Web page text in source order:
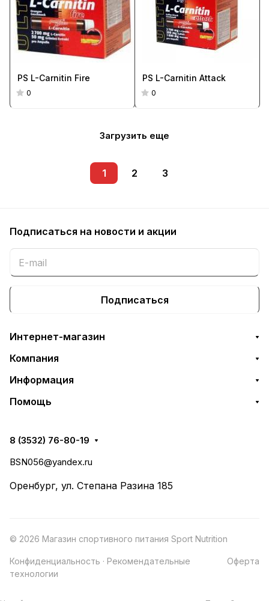
PS L-Carnitin Fire
0
PS L-Carnitin Attack
0
Загрузить еще
1 2 3
Подписаться на новости и акции
Подписаться
Интернет-магазин
Компания
Информация
Помощь
8 (3532) 76-80-19
BSN056@yandex.ru
Оренбург, ул. Степана Разина 185
© 2026 Магазин спортивного питания Sport Nutrition
Конфиденциальность · Рекомендательные
технологии
Оферта